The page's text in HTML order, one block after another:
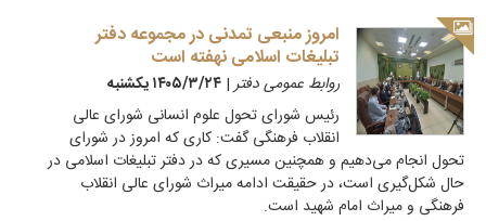
امروز منبعی تمدنی در مجموعه دفتر
تبلیغات اسلامی نهفته است
روابط عمومی دفتر| ۱۴۰۵/۳/۲۴ يكشنبه
رئیس شورای تحول علوم انسانی شورای عالی
انقلاب فرهنگی گفت: کاری که امروز در شورای
تحول انجام می‌دهیم و همچنین مسیری که در دفتر تبلیغات اسلامی در
حال شکل‌گیری است، در حقیقت ادامه میراث شورای عالی انقلاب
فرهنگی و میراث امام شهید است.